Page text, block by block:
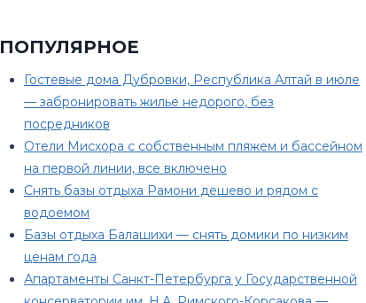
ПОПУЛЯРНОЕ
Гостевые дома Дубровки, Республика Алтай в июле
— забронировать жилье недорого, без
посредников
Отели Мисхора с собственным пляжем и бассейном
на первой линии, все включено
Снять базы отдыха Рамони дешево и рядом с
водоемом
Базы отдыха Балашихи — снять домики по низким
ценам года
Апартаменты Санкт-Петербурга у Государственной